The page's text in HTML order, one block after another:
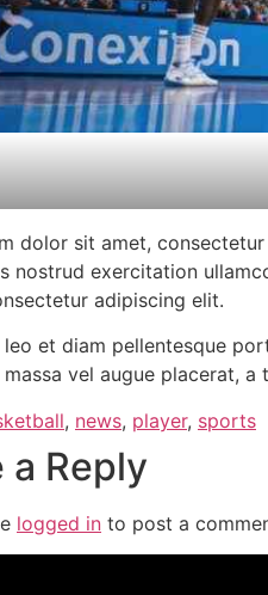
dolor sit amet,
nostrud exercitation
adipiscing elit.
et diam pellentesque
massa vel augue placerat,
, news, player, sports
a Reply
logged in to post a